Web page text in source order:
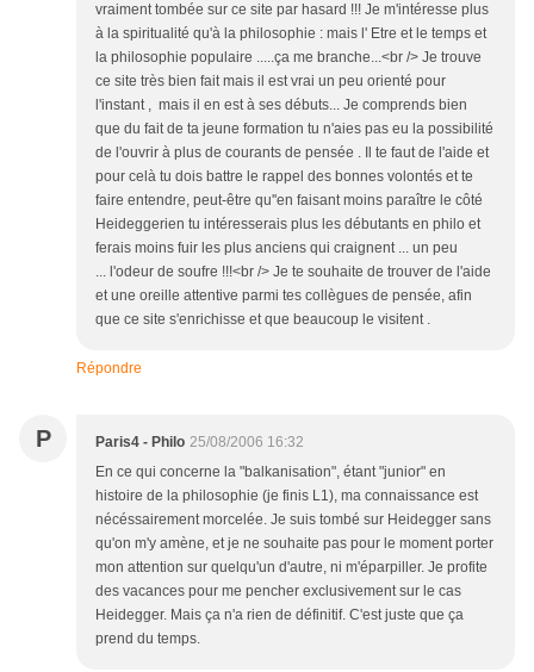
vraiment tombée sur ce site par hasard !!! Je m'intéresse plus
à la spiritualité qu'à la philosophie : mais l' Etre et le temps et
la philosophie populaire .....ça me branche...<br /> Je trouve
ce site très bien fait mais il est vrai un peu orienté pour
l'instant , mais il en est à ses débuts... Je comprends bien
que du fait de ta jeune formation tu n'aies pas eu la possibilité
de l'ouvrir à plus de courants de pensée . Il te faut de l'aide et
pour celà tu dois battre le rappel des bonnes volontés et te
faire entendre, peut-être qu''en faisant moins paraître le côté
Heideggerien tu intéresserais plus les débutants en philo et
ferais moins fuir les plus anciens qui craignent ... un peu
... l'odeur de soufre !!!<br /> Je te souhaite de trouver de l'aide
et une oreille attentive parmi tes collègues de pensée, afin
que ce site s'enrichisse et que beaucoup le visitent .
Répondre
P Paris4 - Philo 25/08/2006 16:32
En ce qui concerne la "balkanisation", étant "junior" en
histoire de la philosophie (je finis L1), ma connaissance est
nécéssairement morcelée. Je suis tombé sur Heidegger sans
qu'on m'y amène, et je ne souhaite pas pour le moment porter
mon attention sur quelqu'un d'autre, ni m'éparpiller. Je profite
des vacances pour me pencher exclusivement sur le cas
Heidegger. Mais ça n'a rien de définitif. C'est juste que ça
prend du temps.